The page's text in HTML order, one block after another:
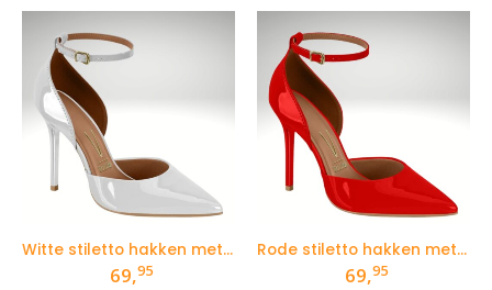
Witte stiletto hakken met enkelbandje
69,95
Rode stiletto hakken met enkelbandje
69,95